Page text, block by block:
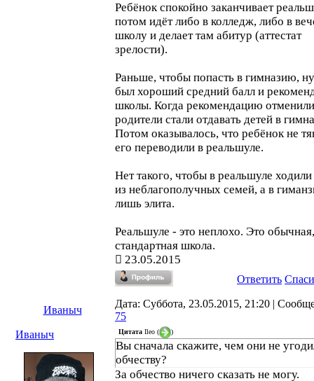
Ребёнок спокойно заканчивает
потом идёт либо в колледж, либо в
школу и делает там абитур (аттестат
зрелости).
Раньше, чтобы попасть в гимназию,
был хороший средний балл и
школы. Когда рекомендацию
родители стали отдавать детей в
Потом оказывалось, что ребёнок не
его переводили в реальшуле.
Нет такого, чтобы в реальшуле ходили
из неблагополучных семей, а в
лишь элита.
Реальшуле - это неплохо. Это обычная,
стандартная школа.
23.05.2015
Ответить
Иваныч
Дата: Суббота, 23.05.2015, 21:20 |
75
Иваныч
Цитата Ileo ( )
Вы сначала скажите, чем они не
обчеству?
За обчество ничего сказать не могу.